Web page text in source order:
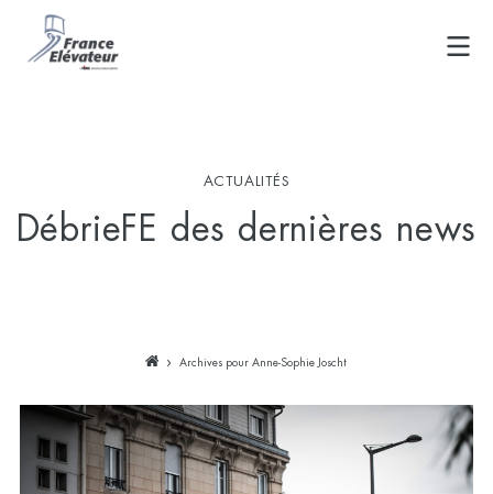
ACTUALITÉS
DébrieFE des dernières news
Archives pour Anne-Sophie Joscht